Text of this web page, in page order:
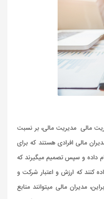
مالی مدیریت مالی، بر نسبت
مالی افرادی هستند که برای
داده و سپس تصمیم میگیرند که
کنند که ارزش و اعتبار شرکت و
مدیران مالی میتوانند منابع